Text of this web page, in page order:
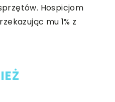
Hospicjom
mu 1% z